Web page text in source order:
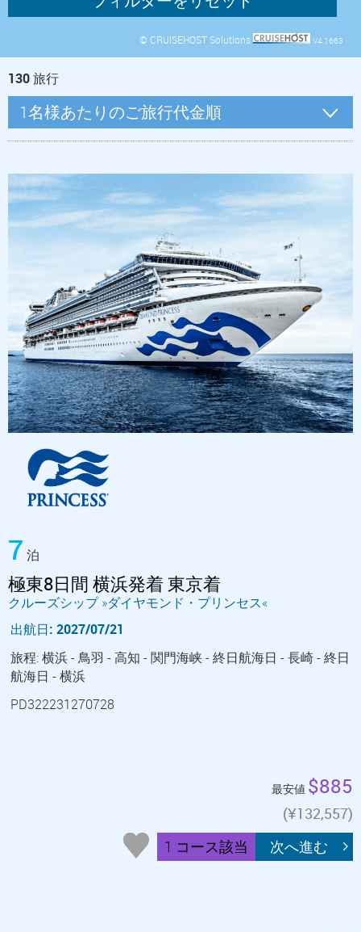
© CRUISEHOST Solutions V4.1663
130旅行
7 泊
極東8日間 横浜発着 東京着
クルーズシップ »ダイヤモンド・プリンセス«
出航日: 2027/07/21
旅程: 横浜 - 鳥羽 - 高知 - 関門海峡 - 終日航海日 - 長崎 - 終日
航海日 - 横浜
PD322231270728
最安値 $885
(¥132,557)
1 コース該当
次へ進む